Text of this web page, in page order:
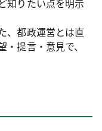
知りたい点を明示
、都政運営とは直
提言・意見で、